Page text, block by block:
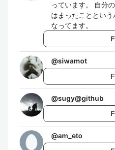
っています。 自分
はまったこととい
なってます。
@siwamot
@sugy@github
@am_eto